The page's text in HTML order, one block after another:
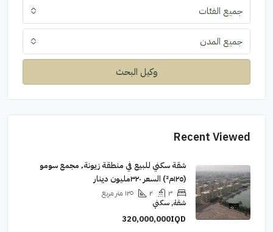
جميع الفئات
جميع المدن
وكيل البحث
Recent Viewed
شقة سكني للبيع في منطقة زيونة٬ مجمع سومو
(١٢٥م²) السعر ٣٢٠مليون دينار
٣ ٢ ١٢٥ متر مربع
شقة, سكني
320,000,000IQD